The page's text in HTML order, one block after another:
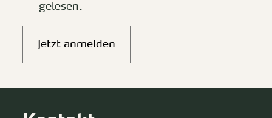
gelesen.
Jetzt anmelden